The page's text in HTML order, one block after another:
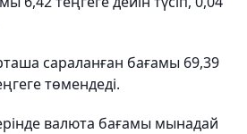
сараланған бағамы 69,39
төмендеді.
валюта бағамы мынадай